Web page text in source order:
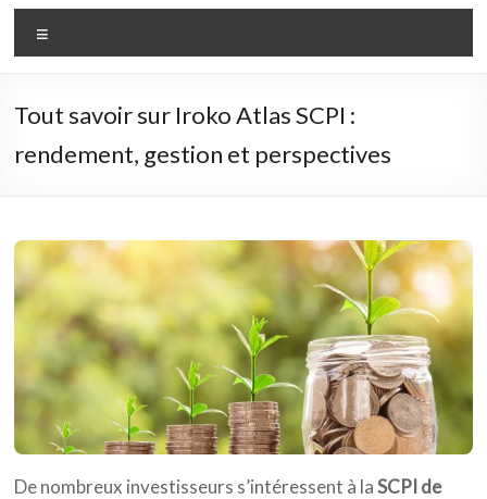
mecenat.fr
Tout savoir sur Iroko Atlas SCPI :
rendement, gestion et perspectives
De nombreux investisseurs s’intéressent à laSCPI de